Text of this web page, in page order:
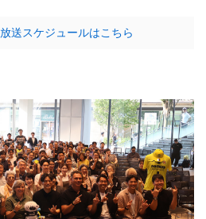
送スケジュールはこちら